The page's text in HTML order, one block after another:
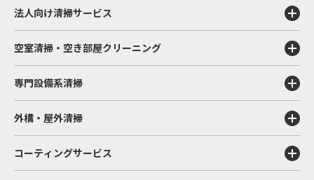
法人向け清掃サービス
空室清掃・空き部屋クリーニング
専門設備系清掃
外構・屋外清掃
コーティングサービス